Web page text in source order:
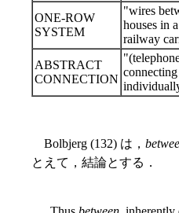
ONE-ROW
SYSTEM
"wires
houses in
railway
ABSTRACT
CONNECTION
Bolbjerg (132) は，
とえて，結論とする．